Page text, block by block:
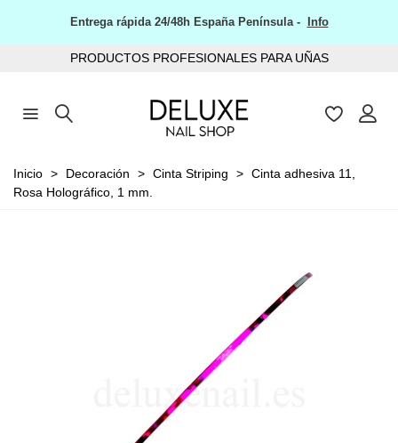
Entrega rápida 24/48h España Península - Info
PRODUCTOS PROFESIONALES PARA UÑAS
Inicio > Decoración > Cinta Striping > Cinta adhesiva 11,
Rosa Holográfico, 1 mm.